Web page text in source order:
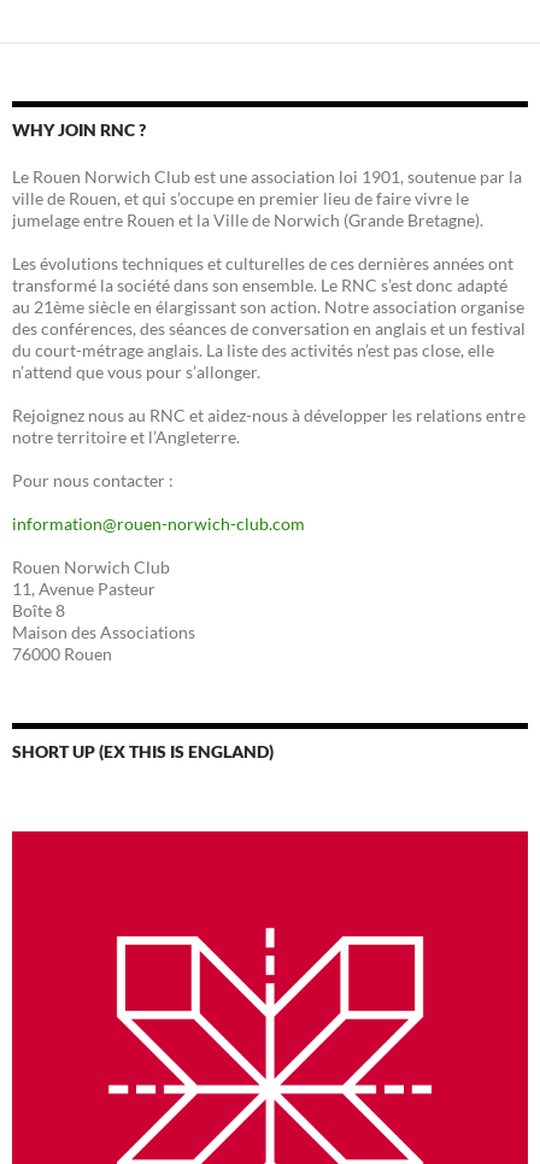
WHY JOIN RNC ?
Le Rouen Norwich Club est une association loi 1901, soutenue par la
ville de Rouen, et qui s’occupe en premier lieu de faire vivre le
jumelage entre Rouen et la Ville de Norwich (Grande Bretagne).
Les évolutions techniques et culturelles de ces dernières années ont
transformé la société dans son ensemble. Le RNC s’est donc adapté
au 21ème siècle en élargissant son action. Notre association organise
des conférences, des séances de conversation en anglais et un festival
du court-métrage anglais. La liste des activités n’est pas close, elle
n’attend que vous pour s’allonger.
Rejoignez nous au RNC et aidez-nous à développer les relations entre
notre territoire et l’Angleterre.
Pour nous contacter :
information@rouen-norwich-club.com
Rouen Norwich Club
11, Avenue Pasteur
Boîte 8
Maison des Associations
76000 Rouen
SHORT UP (EX THIS IS ENGLAND)